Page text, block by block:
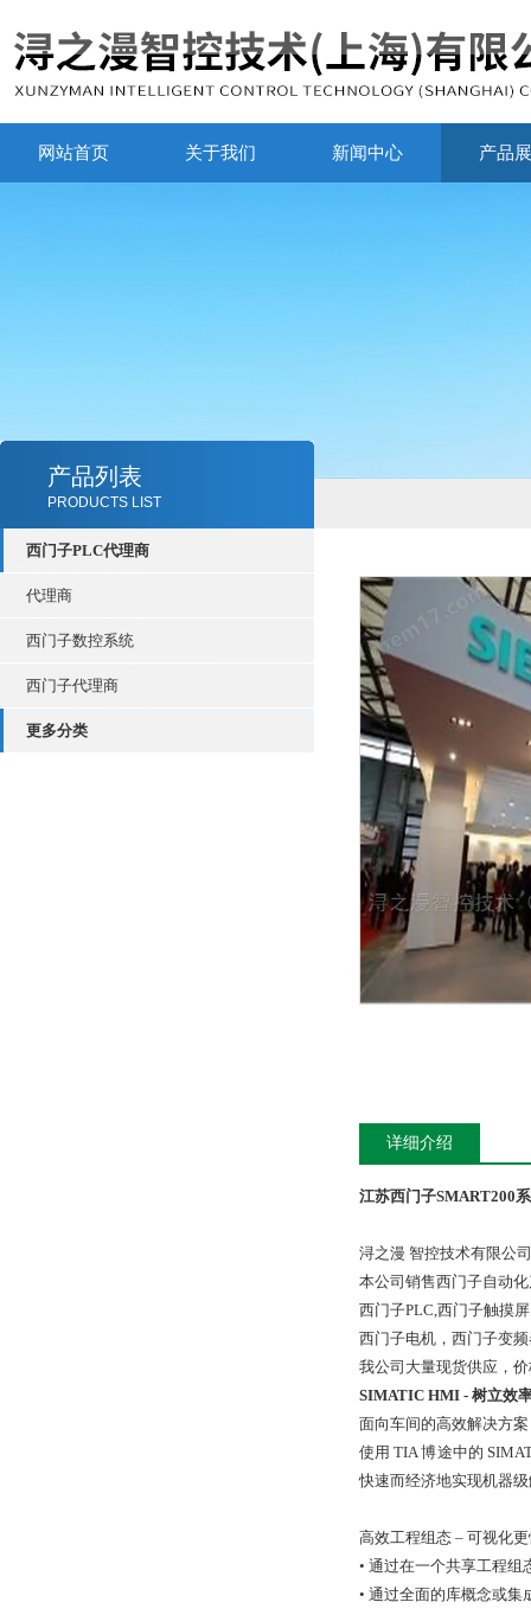
网站首页 关于我们 新闻中心 产品
产品列表
PRODUCTS LIST
西门子PLC代理商
代理商
西门子数控系统
西门子代理商
更多分类
详细介绍
江苏西门子SMART200
浔之漫 智控技术有限公
本公司销售西门子自动
西门子PLC,西门子触摸
西门子电机，西门子变
我公司大量现货供应，
SIMATIC HMI - 树立效
面向车间的高效解决方案
使用 TIA 博途中的
快速而经济地实现机器
高效工程组态 – 可视化
• 通过在一个共享工程
• 通过全面的库概念或